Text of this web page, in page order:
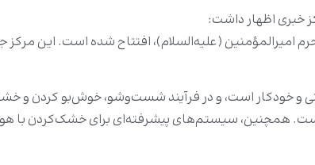
خبری اظهار داشت:
حرم امیرالمؤمنین (علیه‌السلام)، افتتاح شده است.
خودکار است، و در فرآیند شست‌وشو، خوش‌بو کردن و
روزانۀ کارخانه بیش از ۲۵۰ تخته فرش و ۵۰۰ پتو است. همچنین، سیستم‌های